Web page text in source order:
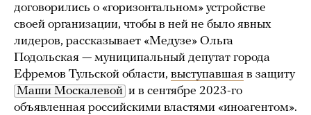
договорились о «горизонтальном» устройстве
своей организации, чтобы в ней не было явных
лидеров, рассказывает «Медузе» Ольга
Подольская — муниципальный депутат города
Ефремов Тульской области, выступавшая в защиту
Маши Москалевой и в сентябре 2023-го
объявленная российскими властями «иноагентом».